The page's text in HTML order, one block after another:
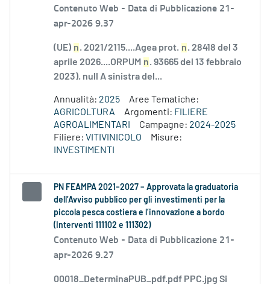
Contenuto Web - Data di Pubblicazione 21-
apr-2026 9.37
(UE) n. 2021/2115....Agea prot. n. 28418 del 3
aprile 2026....ORPUM n. 93665 del 13 febbraio
2023). null A sinistra del...
Annualità: 2025
Aree Tematiche:
AGRICOLTURA
Argomenti: FILIERE
AGROALIMENTARI
Campagne: 2024-2025
Filiere: VITIVINICOLO
Misure:
INVESTIMENTI
PN FEAMPA 2021–2027 – Approvata la graduatoria
dell’Avviso pubblico per gli investimenti per la
piccola pesca costiera e l’innovazione a bordo
(Interventi 111102 e 111302)
Contenuto Web - Data di Pubblicazione 21-
apr-2026 9.27
00018_DeterminaPUB_pdf.pdf PPC.jpg Si